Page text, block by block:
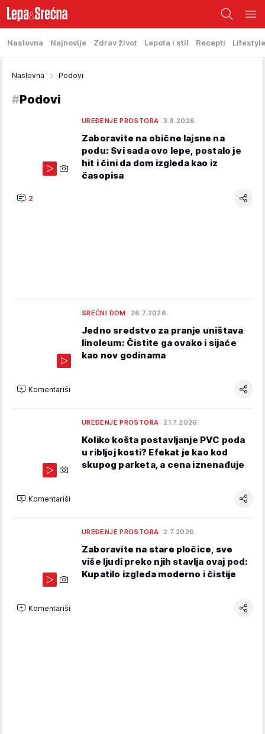
Naslovna Najnovije Zdrav život Lepota i stil Recepti Lifestyle
Naslovna Podovi
#Podovi
UREĐENJE PROSTORA 3.8.2026.
Zaboravite na obične lajsne na
podu: Svi sada ovo lepe, postalo je
hit i čini da dom izgleda kao iz
časopisa
2
SREĆNI DOM 26.7.2026.
Jedno sredstvo za pranje uništava
linoleum: Čistite ga ovako i sijaće
kao nov godinama
Komentariši
UREĐENJE PROSTORA 21.7.2026.
Koliko košta postavljanje PVC poda
u ribljoj kosti? Efekat je kao kod
skupog parketa, a cena iznenađuje
Komentariši
UREĐENJE PROSTORA 2.7.2026.
Zaboravite na stare pločice, sve
više ljudi preko njih stavlja ovaj pod:
Kupatilo izgleda moderno i čistije
Komentariši